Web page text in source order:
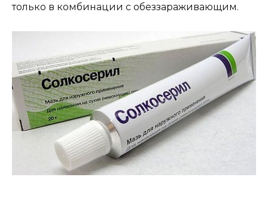
только в комбинации с обеззараживающим.